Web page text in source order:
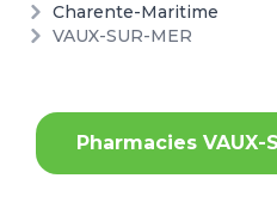
Charente-Maritime
VAUX-SUR-MER
Pharmacies VAUX-